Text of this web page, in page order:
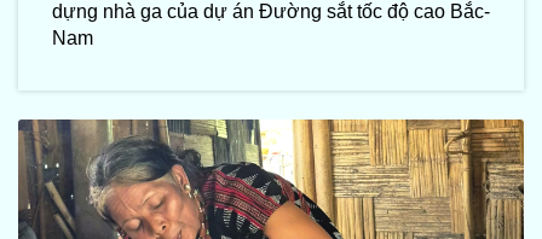
dựng nhà ga của dự án Đường sắt tốc độ cao Bắc-
Nam